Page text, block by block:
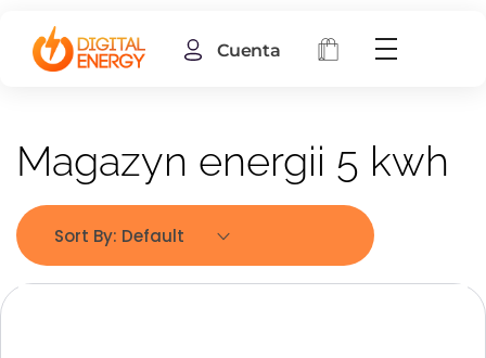
Cuenta
Magazyn energii 5 kwh
Sort By: Default